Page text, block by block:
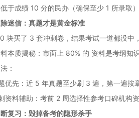
于成绩 10 分的民办（确保至少 1 所录取）
迷信：真题才是黄金标准
块买了 3 套冲刺卷，结果考试一道都没中
本质揭秘：市面上 80% 的 资料是考纲知识
：
先：近 5 年真题至少刷 3 遍，第一遍按
料辅助：考前 2 周选择性参考口碑机构
复习：毁掉备考的隐形杀手